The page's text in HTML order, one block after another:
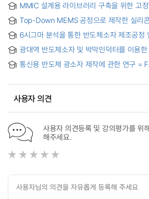
MMIC 설계용 라이브러리 구축을 위한 고
모델링과 분산형 증폭기 최적화설계 연구
Top-Down MEMS 공정으로 제작한 실리
효과 트랜지스터의 전류 모델 검증 = A
Silicon Nanowire Field Effect Transistor
Down MEMS Processes and Its
6시그마 분석을 통한 반도체소자 제조공정
연구
광대역 반도체소자 및 박막인덕터를 이용
관한 연구 . 2002 = (A) study of power
using wide-bandgap semiconductor
통신용 반도체 광소자 제작에 관한 연구 =
systems
사용자 의견
사용자 의견등록 및 강의평가를 위
해주세요.